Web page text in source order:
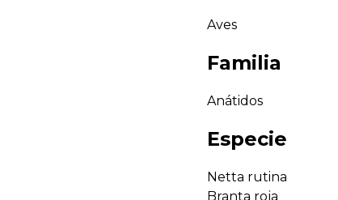
Aves
Familia
Anátidos
Especie
Netta rutina
Branta roja